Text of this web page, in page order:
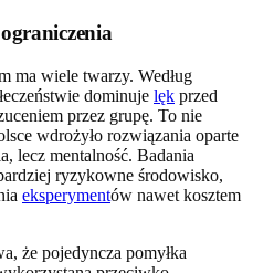
ograniczenia
ma wiele twarzy. Według
dominuje lęk przed
przez grupę. To nie
wdrożyło rozwiązania oparte
lecz mentalność. Badania
ryzykowne środowisko,
eksperymentów nawet kosztem
że pojedyncza pomyłka